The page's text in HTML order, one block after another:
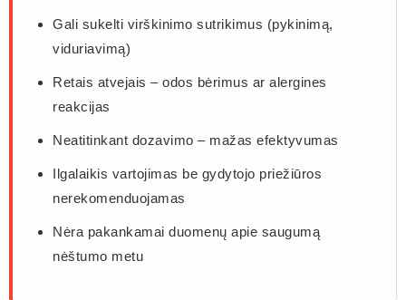
Gali sukelti virškinimo sutrikimus (pykinimą,
viduriavimą)
Retais atvejais – odos bėrimus ar alergines
reakcijas
Neatitinkant dozavimo – mažas efektyvumas
Ilgalaikis vartojimas be gydytojo priežiūros
nerekomenduojamas
Nėra pakankamai duomenų apie saugumą
nėštumo metu